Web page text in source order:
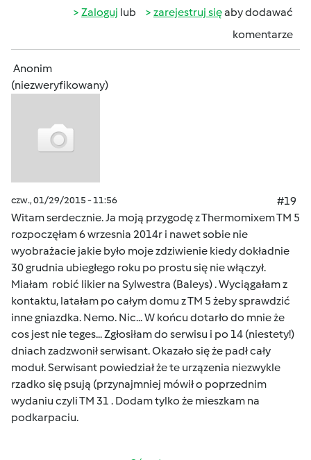
Zaloguj lub zarejestruj sięaby dodawać
komentarze
Anonim
(niezweryfikowany)
czw., 01/29/2015 - 11:56
#19
Witam serdecznie. Ja moją przygodę z Thermomixem TM 5
rozpoczęłam 6 wrzesnia 2014r i nawet sobie nie
wyobrażacie jakie było moje zdziwienie kiedy dokładnie
30 grudnia ubiegłego roku po prostu się nie włączył.
Miałam robić likier na Sylwestra (Baleys) . Wyciągałam z
kontaktu, latałam po całym domu z TM 5 żeby sprawdzić
inne gniazdka. Nemo. Nic... W końcu dotarło do mnie że
cos jest nie teges... Zgłosiłam do serwisu i po 14 (niestety!)
dniach zadzwonił serwisant. Okazało się że padł cały
moduł. Serwisant powiedział że te urzązenia niezwykle
rzadko się psują (przynajmniej mówił o poprzednim
wydaniu czyli TM 31 . Dodam tylko że mieszkam na
podkarpaciu.